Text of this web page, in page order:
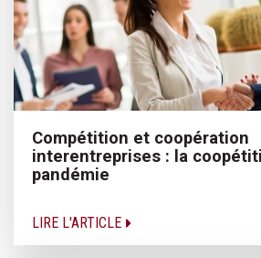
Compétition et coopération
interentreprises : la
pandémie
LIRE L'ARTICLE